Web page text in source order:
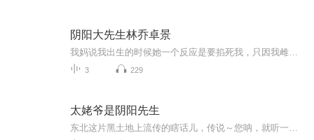
阴阳大先生林乔卓景
3 229
太姥爷是阴阳先生